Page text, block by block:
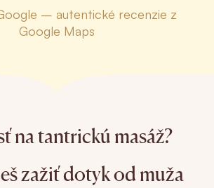
– autentické recenzie z
Google Maps
na tantrickú masáž?
zažiť dotyk od muža